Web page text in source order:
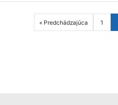
« Predchádzajúca 1